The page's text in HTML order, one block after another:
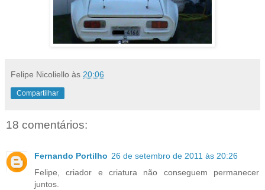
Felipe Nicoliello às 20:06
Compartilhar
18 comentários:
Fernando Portilho 26 de setembro de 2011 às 20:26
Felipe, criador e criatura não conseguem permanecer
juntos.